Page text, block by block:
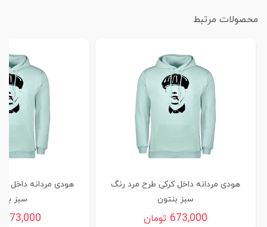
محصولات مرتبط
هودی مردانه داخل کرکی طرح مرد رنگ
سبز بنتون
673,000 تومان
هودی مردانه داخل
سبز
673,000